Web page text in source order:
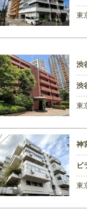
東
渋
渋
東
神
ビ
東